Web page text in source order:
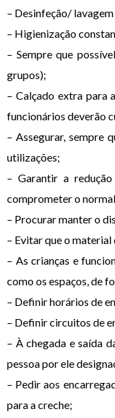
– Desinfeção/
– Higienização
– Sempre que
grupos);
– Calçado extra para
funcionários deverão
– Assegurar, sempre
utilizações;
– Garantir a
comprometer o
– Procurar manter o
– Evitar que o
– As crianças e
como os espaços, de
– Definir horários de
– Definir circuitos de
– À chegada e saída
pessoa por ele
– Pedir aos
para a creche;